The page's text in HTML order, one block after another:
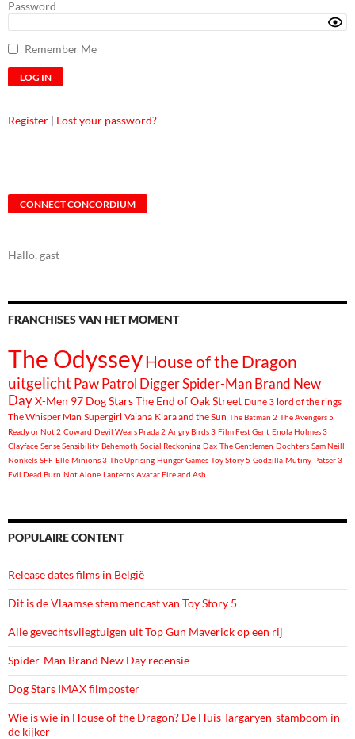
Password
Remember Me
Register | Lost your password?
CONNECT CONCORDIUM
Hallo, gast
FRANCHISES VAN HET MOMENT
The OdysseyHouse of the Dragon
uitgelicht Paw Patrol DiggerSpider-Man Brand New
DayX-Men 97 Dog StarsThe End of Oak Street Dune 3 lord of the rings
The Whisper Man Supergirl Vaiana Klara and the Sun The Batman 2 The Avengers 5
Ready or Not 2 Coward Devil Wears Prada 2 Angry Birds 3 Film Fest Gent Enola Holmes 3
Clayface Sense Sensibility Behemoth Social Reckoning Dax The Gentlemen Dochters Sam Neill
Nonkels SFF Elle Minions 3 The Uprising Hunger Games Toy Story 5 Godzilla Mutiny Patser 3
Evil Dead Burn Not Alone Lanterns Avatar Fire and Ash
POPULAIRE CONTENT
Release dates films in België
Dit is de Vlaamse stemmencast van Toy Story 5
Alle gevechtsvliegtuigen uit Top Gun Maverick op een rij
Spider-Man Brand New Day recensie
Dog Stars IMAX filmposter
Wie is wie in House of the Dragon? De Huis Targaryen-stamboom in
de kijker